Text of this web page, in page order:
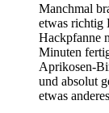
Manchmal
etwas richtig
Hackpfanne
Minuten
Aprikosen-
und absolut
etwas